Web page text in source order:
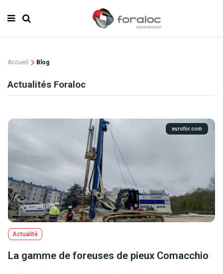
Accueil Blog
Actualités Foraloc
eurofor.com
Actualité
La gamme de foreuses de pieux Comacchio